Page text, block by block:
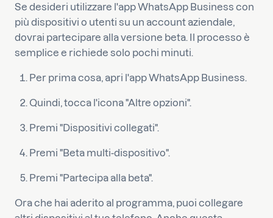
Se desideri utilizzare l'app WhatsApp Business con
più dispositivi o utenti su un account aziendale,
dovrai partecipare alla versione beta. Il processo è
semplice e richiede solo pochi minuti.
Per prima cosa, apri l'app WhatsApp Business.
Quindi, tocca l'icona "Altre opzioni".
Premi "Dispositivi collegati".
Premi "Beta multi-dispositivo".
Premi "Partecipa alla beta".
Ora che hai aderito al programma, puoi collegare